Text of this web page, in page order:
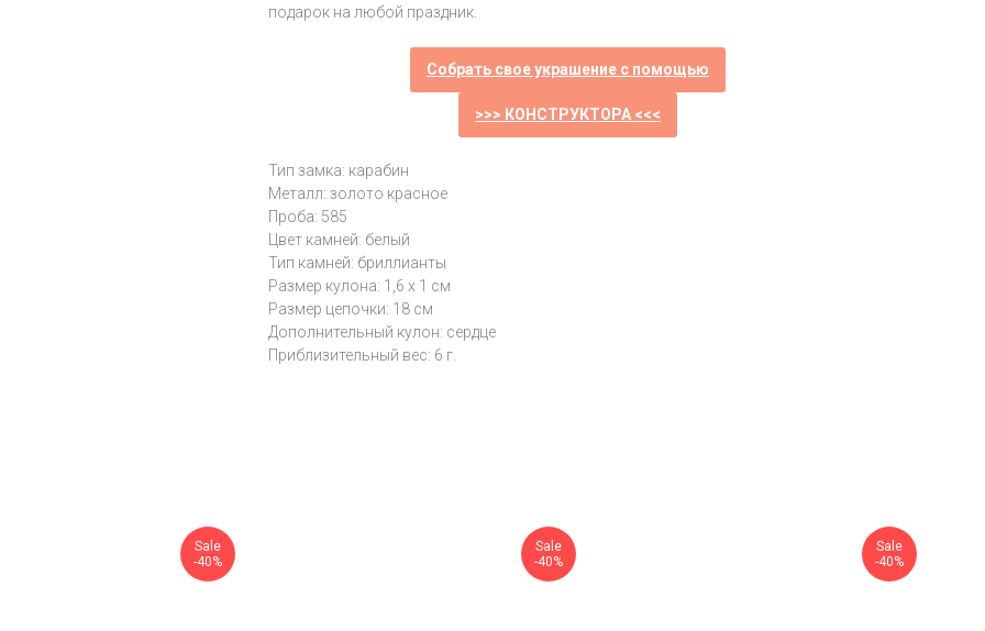
подарок на любой праздник.
Собрать свое украшение с помощью
>>> КОНСТРУКТОРА <<<
Тип замка: карабин
Металл: золото красное
Проба: 585
Цвет камней: белый
Тип камней: бриллианты
Размер кулона: 1,6 х 1 см
Размер цепочки: 18 см
Дополнительный кулон: сердце
Приблизительный вес: 6 г.
Sale
-40%
Sale
-40%
Sale
-40%